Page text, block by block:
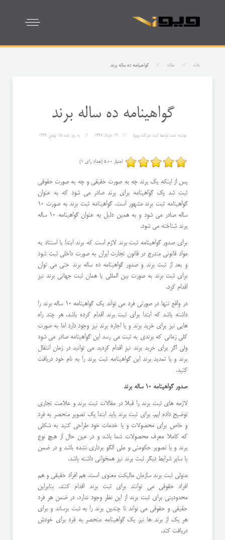
خانه مقاله گواهینامه ده ساله برند
گواهینامه ده ساله برند
نوشته شده توسط ثبت شرکت ویونا 19 خرداد 1397 به روز شده 15 بهمن 1399
امتیاز 5.00 (تعداد رای 1)
پس از اینکه یک برند چه به صورت حقیقی و چه به صورت حقوقی
ثبت شد یک گواهینامه برای برند صادر می شود که به عنوان
گواهینامه ثبت برند مشهور است. گواهینامه ثبت برند به صورت 10
ساله صادر می شود و به همین دلیل به عنوان گواهینامه 10 ساله
برند شناخته می شود.
برای صدور گواهینامه ثبت برند لازم است که برند ابتدا با استناد به
مواد قانونی مندرج در قانون تجارت ایران به صورت داخلی ثبت شود
و بعد از ثبت برند و صدور گواهینامه ده ساله برند حتی می توان
برای ثبت برند به صورت بین المللی یا همان ثبت جهانی برند نیز
اقدام کرد.
در واقع تنها در صورتی فرد می تواند یک گواهینامه 10 ساله برند را
داشته باشد که ابتدا برای ثبت برند اقدام کرده باشد. هر چند راه
هایی نیز برای خرید برند و یا اجاره برند نیز وجود دارد اما به صورت
کلی زمانی که برندی به ثبت می رسد این گواهینامه صادر می شود
ولی اگر برای خرید برند نیز اقدام کردید می توانید در زمان انتقال
برند و یا تمدید برند این گواهینامه ثبت برند را به نام خود دریافت
کنید.
صدور گواهینامه 10 ساله برند
لازمه های ثبت برند را قبلا در مقالات ثبت برند و علامت تجاری
توضیح داده ایم. برای ثبت برند باید ابتدا یک تصویر منحصر به فرد
و خاص برای محصولات و یا خدمات خود طراحی کنید به شکلی
که کاملا معرف محصولات شما باشد و در عین حال از هیچ نوع
برند و یا تصویر حکومتی و ملی الگو برداری نشده باشد و در ضمن
با سایر شرایط دیگر ثبت برند نیز همخوانی داشته باشد.
متولی ثبت برند سازمان مالیکت معنوی است. هم افراد حقیقی و هم
افراد حقوقی می توانند برای ثبت برند اقدام کنند. بنابراین
محدودیتی برای ثبت برند از این نظر وجود ندارد. در ضمن هر فرد
حقیقی و حقوقی می تواند تا چندین برند را به ثبت برساند و برای
هر یک از برند ها نیز یک گواهینامه منحصر به فرد برای خودش
دریافت کند.